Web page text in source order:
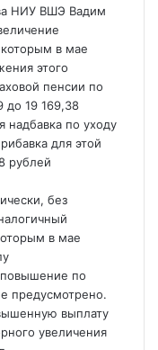
НИУ ВШЭ Вадим
в мае
этого
пенсии по
до 19 169,38
надбавка по уходу
для этой
рублей
без
в мае
по
предусмотрено.
выплату
увеличения